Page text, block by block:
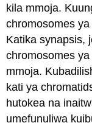
kila mmoja.
chromosomes
Katika synapsis,
chromosomes
mmoja.
kati ya
hutokea na
umefunuliwa